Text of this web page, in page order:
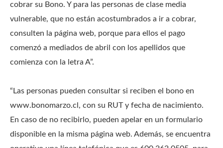
cobrar su Bono. Y para las personas de clase media
vulnerable, que no están acostumbrados a ir a cobrar,
consulten la página web, porque para ellos el pago
comenzó a mediados de abril con los apellidos que
comienza con la letra A”.
“Las personas pueden consultar si reciben el bono en
www.bonomarzo.cl, con su RUT y fecha de nacimiento.
En caso de no recibirlo, pueden apelar en un formulario
disponible en la misma página web. Además, se encuentra